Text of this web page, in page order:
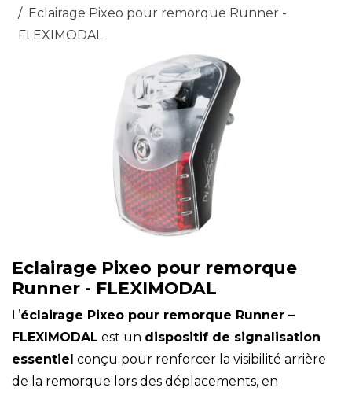
Eclairage Pixeo pour remorque Runner -
FLEXIMODAL
Eclairage Pixeo pour remorque
Runner - FLEXIMODAL
L’éclairage Pixeo pour remorque Runner –
FLEXIMODAL est un dispositif de signalisation
essentiel conçu pour renforcer la visibilité arrière
de la remorque lors des déplacements, en